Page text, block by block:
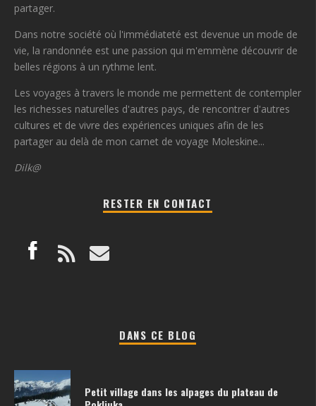
partager.
Dans notre société où l'immédiateté est devenue un mode de
vie, la randonnée est une passion qui m'emmène découvrir de
belles régions à un rythme lent.
Les voyages à travers le monde me permettent de contempler
les richesses naturelles d'autres pays, de rencontrer d'autres
cultures et de vivre des expériences uniques afin de les
partager au delà de mon carnet de voyage Moleskine...
Dilk@
RESTER EN CONTACT
DANS CE BLOG
Petit village dans les alpages du plateau de